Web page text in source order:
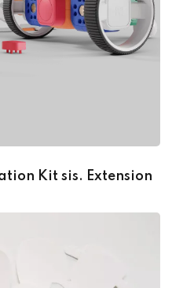
Kit sis. Extension